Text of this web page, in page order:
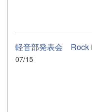
07/15